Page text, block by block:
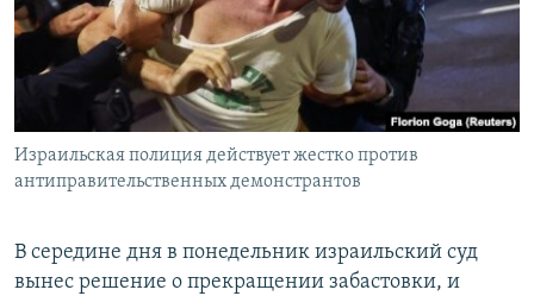
Израильская полиция действует жестко против
антиправительственных демонстрантов
В середине дня в понедельник израильский суд
вынес решение о прекращении забастовки, и